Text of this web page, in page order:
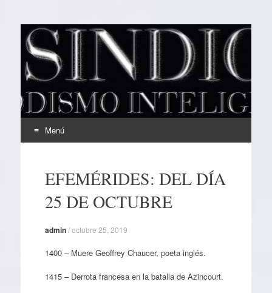
EL SINDICAL
Periodismo Inteligente
Menú
contenidoEFEMÉRIDES: DEL DÍA
25 DE OCTUBRE
admin/octubre 25, 2019
1400 – Muere Geoffrey Chaucer, poeta inglés.
1415 – Derrota francesa en la batalla de Azincourt.